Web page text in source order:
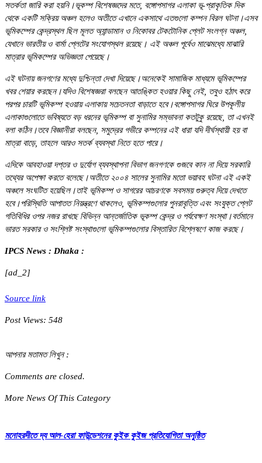
সতর্কতা জারি করা হয়নি।ভূকম্প বিশেষজ্ঞদের মতে, বঙ্গোপসাগর এলাকা ভূ-প্রাকৃতিক দিক
থেকে একটি সক্রিয় অঞ্চল হলেও অতীতে এখানে একসাথে এতগুলো কম্পন বিরল ঘটনা।এসব
ভূমিকম্পের কেন্দ্রস্থল ছিল মূলত অ্যান্ডামান ও নিকোবর টেকটোনিক প্লেট সংলগ্ন অঞ্চল,
যেখানে ভারতীয় ও বার্মা প্লেটের সংযোগস্থল রয়েছে। এই অঞ্চল পূর্বেও মাঝেমধ্যে মাঝারি
মাত্রার ভূমিকম্পের অভিজ্ঞতা পেয়েছে।
এই ঘটনায় জনগণের মধ্যে দুশ্চিন্তা দেখা দিয়েছে।অনেকেই সামাজিক মাধ্যমে ভূমিকম্পের
খবর শেয়ার করছেন।যদিও বিশেষজ্ঞরা বলছেন আতঙ্কিত হওয়ার কিছু নেই, তবুও হঠাৎ করে
পরপর চারটি ভূমিকম্প হওয়ায় এলাকায় সচেতনতা বাড়াতে হবে।বঙ্গোপসাগর ঘিরে উপকূলীয়
এলাকাগুলোতে ভবিষ্যতে বড় ধরনের ভূমিকম্প বা সুনামির সম্ভাবনা কতটুকু রয়েছে, তা এখনই
বলা কঠিন।তবে বিজ্ঞানীরা বলছেন, সমুদ্রের গভীরে কম্পনের এই ধারা যদি দীর্ঘস্থায়ী হয় বা
মাত্রা বাড়ে, তাহলে আরও সতর্ক ব্যবস্থা নিতে হতে পারে।
এদিকে আবহাওয়া দপ্তর ও দুর্যোগ ব্যবস্থাপনা বিভাগ জনগণকে গুজবে কান না দিয়ে সরকারি
তথ্যের অপেক্ষা করতে বলেছে।অতীতে ২০০৪ সালের সুনামির মতো ভয়াবহ ঘটনা এই একই
অঞ্চলে সংঘটিত হয়েছিল।তাই ভূমিকম্প ও সাগরের আচরণকে সবসময় গুরুত্ব দিয়ে দেখতে
হবে।পরিস্থিতি আপাতত নিয়ন্ত্রণে থাকলেও, ভূমিকম্পগুলোর পুনরাবৃত্তি এবং সংযুক্ত প্লেট
গতিবিধির ওপর নজর রাখছে বিভিন্ন আন্তর্জাতিক ভূকম্প কেন্দ্র ও পর্যবেক্ষণ সংস্থা।বর্তমানে
ভারত সরকার ও সংশ্লিষ্ট সংস্থাগুলো ভূমিকম্পগুলোর বিস্তারিত বিশ্লেষণে কাজ করছে।
IPCS News : Dhaka :
[ad_2]
Source link
Post Views: 548
আপনার মতামত লিখুন :
Comments are closed.
More News Of This Category
মনোহরদীতে দ্য আল-হেরা ফাউন্ডেশনের কুইক কুইজ প্রতিযোগিতা অনুষ্ঠিত